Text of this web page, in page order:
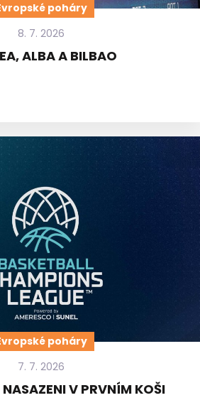
poháry
8. 7. 2026
ALBA A BILBAO
poháry
7. 7. 2026
V PRVNÍM KOŠI